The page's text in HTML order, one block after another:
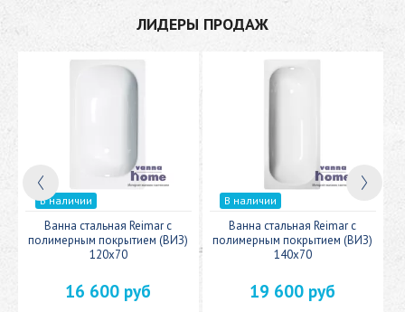
ЛИДЕРЫ ПРОДАЖ
В наличии
Ванна стальная Reimar с
полимерным покрытием (ВИЗ)
120x70
16 600 руб
В наличии
Ванна стальная Reimar с
полимерным покрытием (ВИЗ)
140x70
19 600 руб